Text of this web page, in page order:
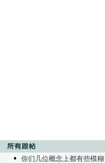
你们几位概念上都有些模